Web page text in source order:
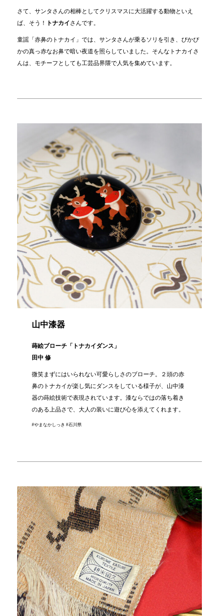
さて、サンタさんの相棒としてクリスマスに大活躍する動物といえ
ば、そう！
トナカイさんです。
童謡「赤鼻のトナカイ」では、サンタさんが乗るソリを引き、ぴかぴ
かの真っ赤なお鼻で暗い夜道を照らしていました。そんなトナカイさ
んは、モチーフとしても工芸品界隈で人気を集めています。
山中漆器
蒔絵ブローチ「トナカイダンス」
田中 修
微笑まずにはいられない可愛らしさのブローチ。２頭の赤
鼻のトナカイが楽し気にダンスをしている様子が、山中漆
器の蒔絵技術で表現されています。漆ならではの落ち着き
のある上品さで、大人の装いに遊び心を添えてくれます。
#やまなかしっき #石川県